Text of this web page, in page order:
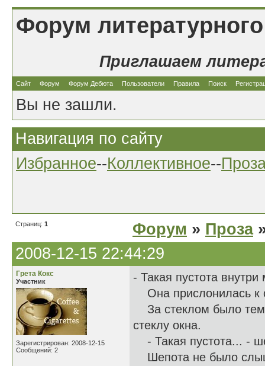
Форум
Приглашаем
Сайт Форум Форум Дебюта Пользователи Правила Поиск
Вы не зашли.
Навигация по сайту
Избранное--Коллективное--
Страниц: 1 Форум » Проза
2008-12-15 22:44:29
Грета Кокс
Участник
Зарегистрирован: 2008-12-15
Сообщений: 2
- Такая пустота
Она прислонилась к
За стеклом было
стеклу окна.
- Такая пустота... -
Шепота не было